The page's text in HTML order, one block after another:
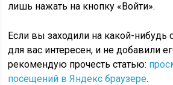
лишь нажать на кнопку «Войти».
Если вы заходили на какой-нибудь
для вас интересен, и не добавили
рекомендую прочесть статью:
посещений в Яндекс браузере.